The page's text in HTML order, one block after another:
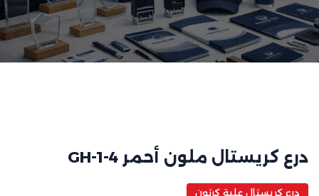
درع كريستال ملون أحمر GH-1-4
درع كريستال علبة كرتون